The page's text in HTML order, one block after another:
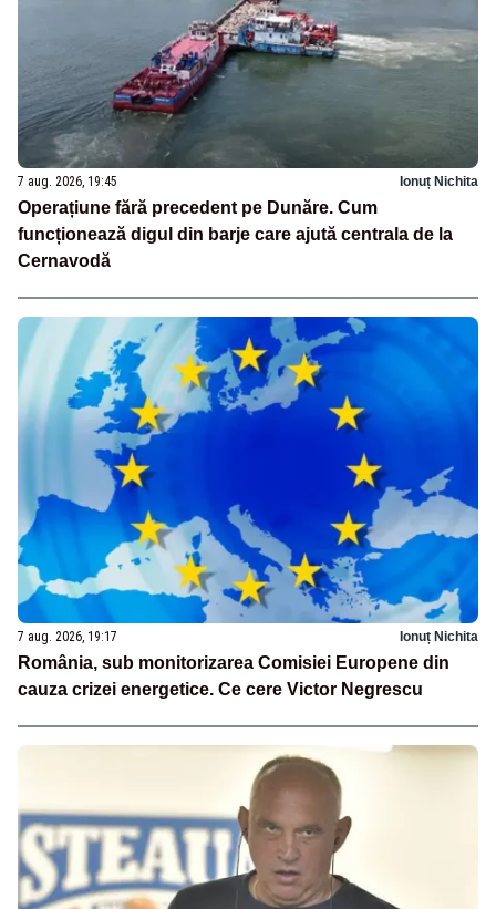
7 aug. 2026, 19:45 Ionuț Nichita
Operațiune fără precedent pe Dunăre. Cum
funcționează digul din barje care ajută centrala de la
Cernavodă
7 aug. 2026, 19:17 Ionuț Nichita
România, sub monitorizarea Comisiei Europene din
cauza crizei energetice. Ce cere Victor Negrescu